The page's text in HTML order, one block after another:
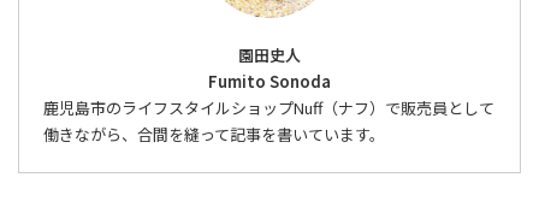
園田史人
Fumito Sonoda
鹿児島市のライフスタイルショップNuff（ナフ）で販売員として
働きながら、合間を縫って記事を書いています。